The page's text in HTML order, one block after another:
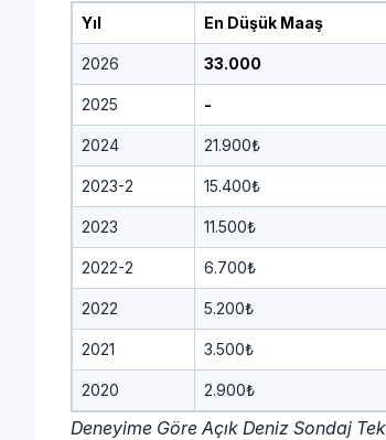
Yıl En Düşük Maaş
2026 33.000
2025 -
2024 21.900₺
2023-2 15.400₺
2023 11.500₺
2022-2 6.700₺
2022 5.200₺
2021 3.500₺
2020 2.900₺
Deneyime Göre Açık Deniz Sondaj